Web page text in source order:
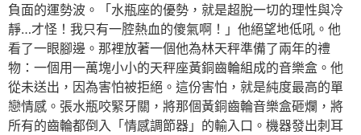
負面的運勢波。「水瓶座的優勢，就是超脫一切的理性與冷
靜…才怪！我只有一腔熱血的傻氣啊！」他絕望地低吼。他
看了一眼腳邊。那裡放著一個他為林天秤準備了兩年的禮
物：一個用一萬塊小小的天秤座黃銅齒輪組成的音樂盒。他
從未送出，因為害怕被拒絕。這份害怕，就是純度最高的單
戀情感。張水瓶咬緊牙關，將那個黃銅齒輪音樂盒砸爛，將
所有的齒輪都倒入「情感調節器」的輸入口。機器發出刺耳